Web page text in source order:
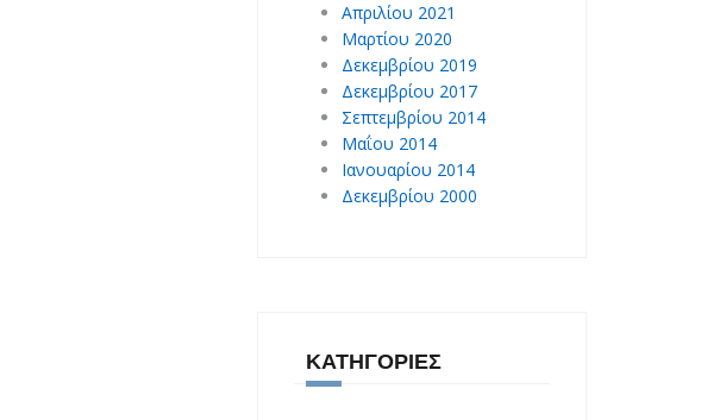
Απριλίου 2021
Μαρτίου 2020
Δεκεμβρίου 2019
Δεκεμβρίου 2017
Σεπτεμβρίου 2014
Μαΐου 2014
Ιανουαρίου 2014
Δεκεμβρίου 2000
ΚΑΤΗΓΟΡΊΕΣ